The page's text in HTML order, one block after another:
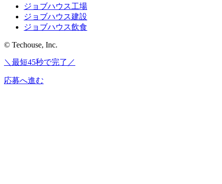
ジョブハウス工場
ジョブハウス建設
ジョブハウス飲食
© Techouse, Inc.
＼最短45秒で完了／
応募へ進む